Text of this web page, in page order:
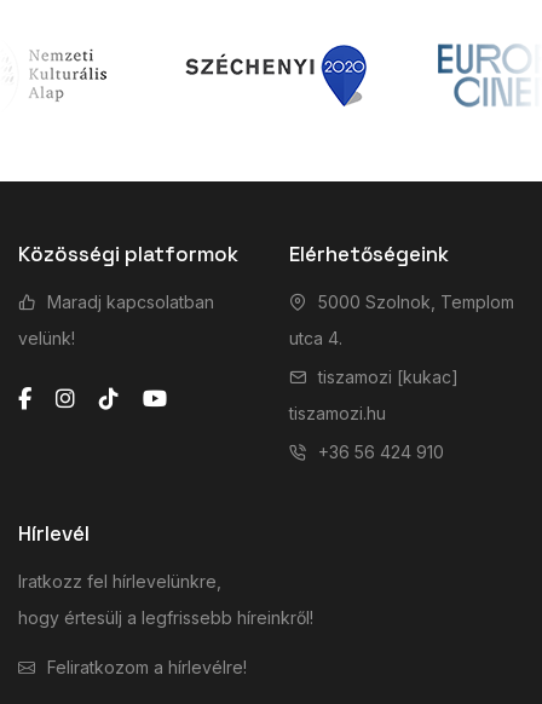
Közösségi platformok
Maradj kapcsolatban
velünk!
Elérhetőségeink
5000 Szolnok, Templom
utca 4.
tiszamozi [kukac]
tiszamozi.hu
+36 56 424 910
Hírlevél
Iratkozz fel hírlevelünkre,
hogy értesülj a legfrissebb híreinkről!
Feliratkozom a hírlevélre!